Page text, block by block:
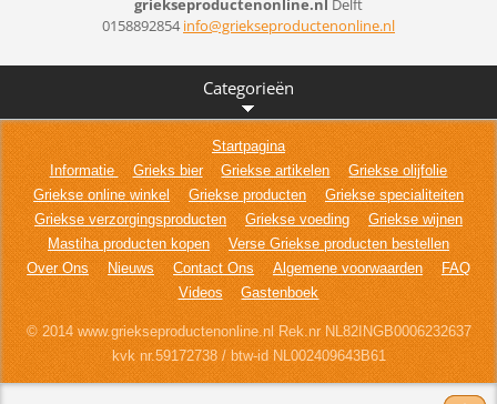
0158892854info@griekseproductenonline.nl
Categorieën
Startpagina
Informatie
Grieks bier Griekse artikelen
Griekse olijfolie
Griekse online winkel
Griekse producten
Griekse specialiteiten
Griekse verzorgingsproducten
Griekse voeding
Griekse wijnen
Mastiha producten kopen
Verse Griekse producten bestellen
Over Ons
Nieuws Contact Ons Algemene voorwaarden
FAQ
Videos
Gastenboek
© 2014 www.griekseproductenonline.nl Rek.nr NL82INGB0006232637
kvk nr.59172738 / btw-id NL002409643B61